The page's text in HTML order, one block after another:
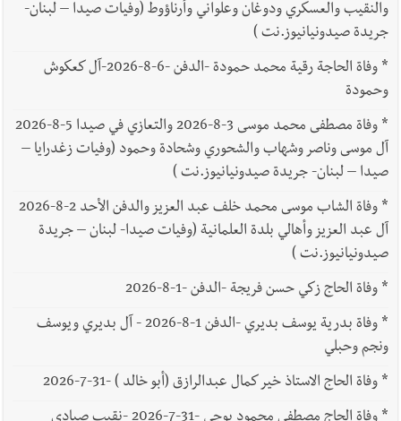
والنقيب والعسكري ودوغان وعلواني وأرناؤوط (وفيات صيدا – لبنان-
جريدة صيدونيانيوز.نت )
*
وفاة الحاجة رقية محمد حمودة -الدفن -6-8-2026-آل كعكوش
وحمودة
*
وفاة مصطفى محمد موسى 3-8-2026 والتعازي في صيدا 5-8-2026
آل موسى وناصر وشهاب والشحوري وشحادة وحمود (وفيات زغدرايا –
صيدا – لبنان- جريدة صيدونيانيوز.نت )
*
وفاة الشاب موسى محمد خلف عبد العزيز والدفن الأحد 2-8-2026
آل عبد العزيز وأهالي بلدة العلمانية (وفيات صيدا- لبنان – جريدة
صيدونيانيوز.نت )
*وفاة الحاج زكي حسن فريجة -الدفن -1-8-2026
*
وفاة بدرية يوسف بديري -الدفن 1-8-2026 - آل بديري ويوسف
ونجم وحبلي
*وفاة الحاج الاستاذ خير كمال عبدالرازق (أبو خالد ) -31-7-2026